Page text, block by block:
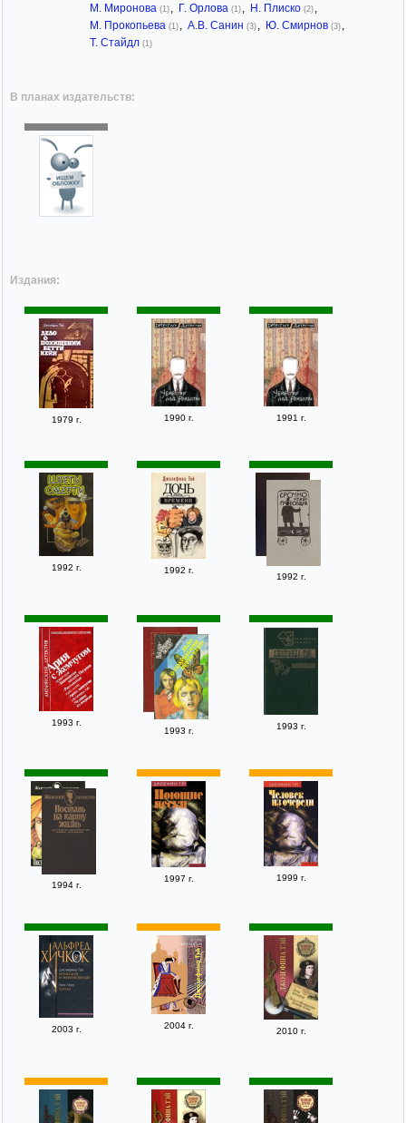
М. Миронова (1) Г. Орлова (1) Н. Плиско (2)
М. Прокопьева (1) А.В. Санин (3) Ю. Смирнов (3)
Т. Стайдл (1)
В планах издательств:
Издания:
1979 г. 1990 г. 1991 г.
1992 г. 1992 г.
1992 г.
1993 г.
1993 г.
1993 г.
1994 г.
1997 г. 1999 г.
2003 г. 2004 г.
2010 г.